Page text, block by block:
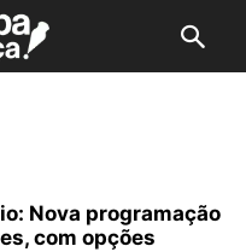
Nova programação
com opções